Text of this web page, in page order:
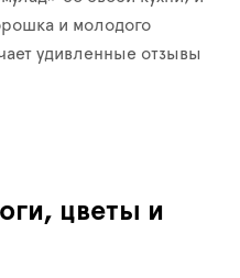
и молодого
удивленные отзывы
цветы и